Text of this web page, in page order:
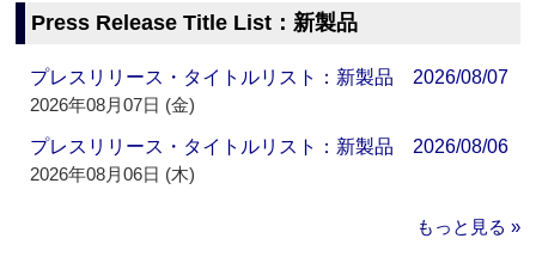
Press Release Title List：新製品
プレスリリース・タイトルリスト：新製品 2026/08/07
2026年08月07日 (金)
プレスリリース・タイトルリスト：新製品 2026/08/06
2026年08月06日 (木)
もっと見る »